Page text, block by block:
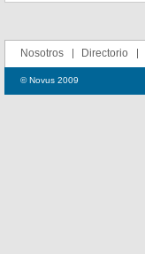
Nosotros Directorio
© Novus 2009